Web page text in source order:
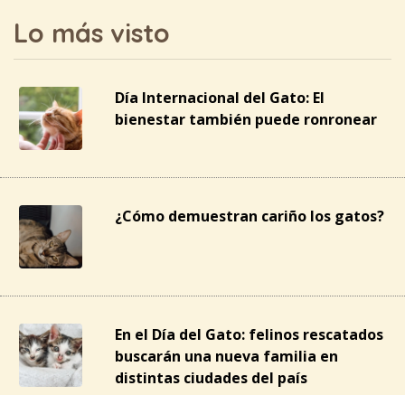
Lo más visto
Día Internacional del Gato: El
bienestar también puede ronronear
¿Cómo demuestran cariño los gatos?
En el Día del Gato: felinos rescatados
buscarán una nueva familia en
distintas ciudades del país